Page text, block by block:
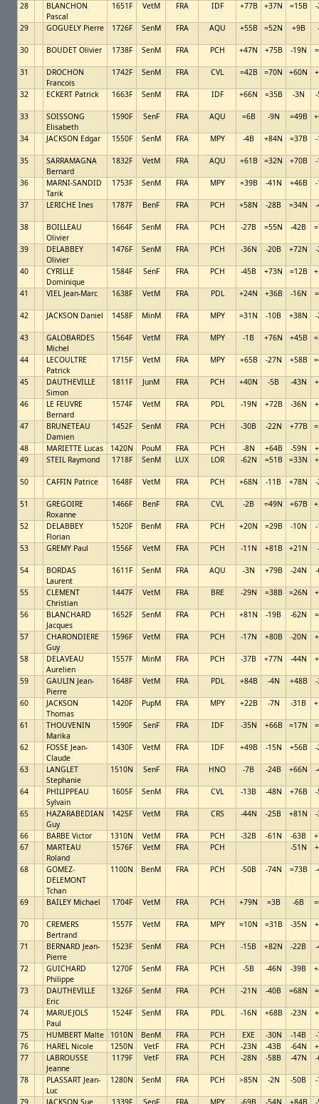
28
BLANCHON
Pascal
1651F VetM FRA IDF +77B +37N =15B
29 GOGUELY Pierre 1726F SenM FRA AQU +55B =52N +9B
30 BOUDET Olivier 1738F SenM FRA PCH +47N +75B -19N
31
DROCHON
Francois
1742F SenM FRA CVL =42B =70N +60N
32 ECKERT Patrick 1663F SenM FRA IDF +66N =35B -3N
33
SOISSONG
Elisabeth
1590F SenF FRA AQU =6B -9N =49B
34 JACKSON Edgar 1550F SenM FRA MPY -4B +84N =37B
35
SARRAMAGNA
Bernard
1832F VetM FRA AQU +61B =32N +70B
36
MARNI-SANDID
Tarik
1753F SenM FRA MPY +39B -41N +46B
37 LERICHE Ines 1787F BenF FRA PCH +58N -28B =34N
38
BOILLEAU
Olivier
1664F SenM FRA PCH -27B =55N -42B
39
DELABBEY
Olivier
1476F SenM FRA PCH -36N -20B +72N
40
CYRILLE
Dominique
1584F SenF FRA PCH -45B +73N =12B
41 VIEL Jean-Marc 1638F VetM FRA PDL +24N +36B -16N
42 JACKSON Daniel 1458F MinM FRA MPY =31N -10B +38N
43
GALOBARDES
Michel
1564F VetM FRA MPY -1B +76N +45B
44
LECOULTRE
Patrick
1715F VetM FRA MPY +65B -27N +58B
45
DAUTHEVILLE
Simon
1811F JunM FRA PCH +40N -5B -43N
46
LE FEUVRE
Bernard
1574F VetM FRA PDL -19N +72B -36N
47
BRUNETEAU
Damien
1452F SenM FRA PCH -30B -22N +77B
48 MARIETTE Lucas 1420N PouM FRA PCH -8N +64B -59N
49
STEIL Raymond 1718F SenM LUX LOR -62N =51B =33N
50 CAFFIN Patrice 1648F VetM FRA PCH +68N -11B +78N
51
GREGOIRE
Roxanne
1466F BenF FRA CVL -2B =49N +67B
52
DELABBEY
Florian
1520F BenM FRA PCH +20N =29B -10N
53 GREMY Paul 1556F VetM FRA PCH -11N +81B +21N
54
BORDAS
Laurent
1611F SenM FRA AQU -3N +79B -24N
55
CLEMENT
Christian
1447F VetM FRA BRE -29N =38B =26N
56
BLANCHARD
Jacques
1652F SenM FRA PCH +81N -19B -62N
57
CHARONDIERE
Guy
1596F VetM FRA PCH -17N +80B -20N
58
DELAVEAU
Aurelien
1557F MinM FRA PCH -37B +77N -44N
59
GAULIN Jean-
Pierre
1648F VetM FRA PDL +84B -4N +48B
60
JACKSON
Thomas
1420F PupM FRA MPY +22B -7N -31B
61
THOUVENIN
Marika
1590F SenF FRA IDF -35N +66B =17N
62
FOSSE Jean-
Claude
1430F VetM FRA IDF +49B -15N +56B
63
LANGLET
Stephanie
1510N SenF FRA HNO -7B -24B +66N
64
PHILIPPEAU
Sylvain
1605F SenM FRA CVL -13B -48N +76B
65
HAZARABEDIAN
Guy
1425F VetM FRA CRS -44N -25B +81N
66 BARBE Victor 1310N VetM FRA PCH -32B -61N -63B
67
MARTEAU
Roland
1576F VetM FRA PCH -51N
68
GOMEZ-
DELEMONT
Tchan
1100N BenM FRA PCH -50B -74N =73B
69 BAILEY Michael 1704F VetM FRA PCH +79N =3B -6B
70
CREMERS
Bertrand
1557F VetM FRA MPY =10N =31B -35N
71
BERNARD Jean-
Pierre
1523F SenM FRA PCH -15B +82N -22B
72
GUICHARD
Philippe
1270F SenM FRA PCH -5B -46N -39B
73
DAUTHEVILLE
Eric
1326F SenM FRA PCH -21N -40B =68N
74
MARUEJOLS
Paul
1524F SenM FRA PDL -16N +68B -23N
75 HUMBERT Malte 1010N BenM FRA PCH EXE -30N -14B
76
HAREL Nicole 1250N VetF FRA PCH -23N -43B -64N
77
LABROUSSE
Jeanne
1179F VetF FRA PCH -28N -58B -47N
78
PLASSART Jean-
Luc
1280N SenM FRA PCH >85N -2N -50B
79 JACKSON Sue 1339F SenF FRA MPY -69B -54N +84B